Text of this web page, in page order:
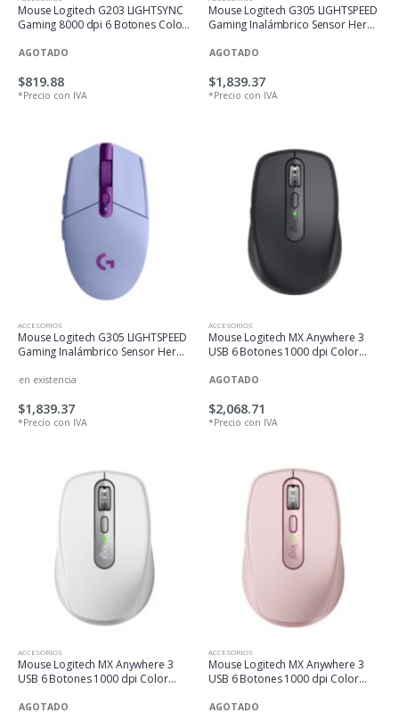
Mouse Logitech G203 LIGHTSYNC
Gaming 8000 dpi 6 Botones Color
AGOTADO
$819.88
*Precio con IVA
Mouse Logitech G305 LIGHTSPEED
Gaming Inalámbrico Sensor Hero
AGOTADO
$1,839.37
*Precio con IVA
ACCESORIOS
Mouse Logitech G305 LIGHTSPEED
Gaming Inalámbrico Sensor Hero
en existencia
$1,839.37
*Precio con IVA
ACCESORIOS
Mouse Logitech MX Anywhere 3
USB 6 Botones 1000 dpi Color
AGOTADO
$2,068.71
*Precio con IVA
ACCESORIOS
Mouse Logitech MX Anywhere 3
USB 6 Botones 1000 dpi Color
AGOTADO
ACCESORIOS
Mouse Logitech MX Anywhere 3
USB 6 Botones 1000 dpi Color
AGOTADO